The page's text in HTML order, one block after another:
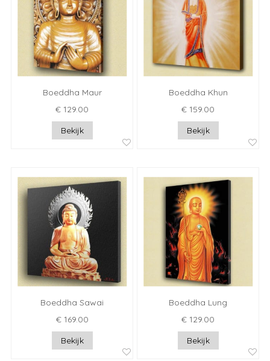
Boeddha Maur
€ 129.00
Bekijk
Boeddha Khun
€ 159.00
Bekijk
Boeddha Sawai
€ 169.00
Bekijk
Boeddha Lung
€ 129.00
Bekijk